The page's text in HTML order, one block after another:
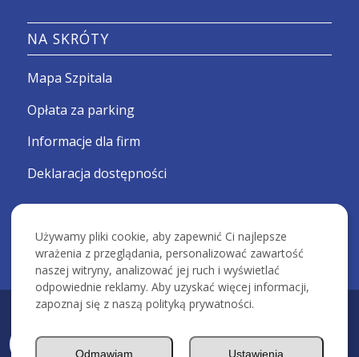
NA SKRÓTY
Mapa Szpitala
Opłata za parking
Informacje dla firm
Deklaracja dostępności
KRAKOWSKI SZPITAL SPECJALISTYCZNY IM. ŚW. JANA PAWŁA II -
Devcomm ICT
Używamy pliki cookie, aby zapewnić Ci najlepsze
wrażenia z przeglądania, personalizować zawartość
naszej witryny, analizować jej ruch i wyświetlać
odpowiednie reklamy. Aby uzyskać więcej informacji,
zapoznaj się z naszą polityką prywatności.
Ustawienia
Odmawiam